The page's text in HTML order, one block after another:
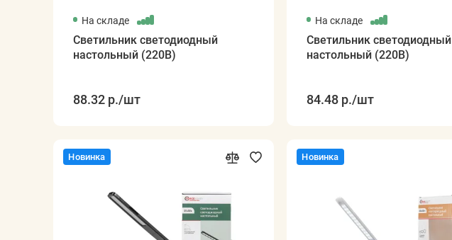
На складе
Светильник светодиодный
настольный (220В)
88.32 р./шт
На складе
Светильник светодиодный
настольный (220В)
84.48 р./шт
Новинка Новинка